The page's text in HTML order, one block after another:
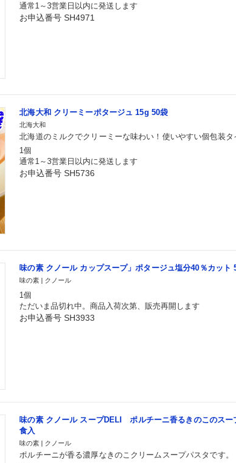
通常1～3営業日以内に発送します
お申込番号 SH4971
北海大和 クリーミーポタージュ 15g 50袋
北海大和
北海道のミルクでクリーミーな味わい！使いやすい個包装タ
1個
通常1～3営業日以内に発送します
お申込番号 SH5736
味の素 クノール カップスープ」ポタージュ塩分40％カット
味の素 | クノール
1個
ただいま品切れ中。商品入荷次第、販売再開します
お申込番号 SH3933
味の素 クノール スープDELI ポルチーニ香るきのこのスー
食入
味の素 | クノール
ポルチーニが香る濃厚なきのこクリームスープパスタです。